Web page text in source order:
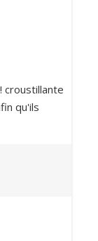
croustillante
qu'ils